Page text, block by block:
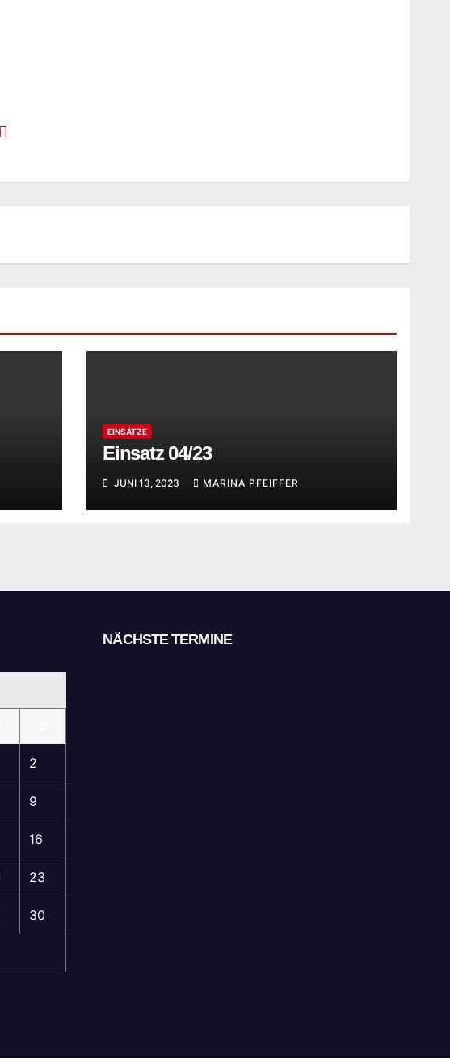
EINSÄTZE
Einsatz 04/23
JUNI 13, 2023 MARINA PFEIFFER
2
9
16
23
30
NÄCHSTE TERMINE